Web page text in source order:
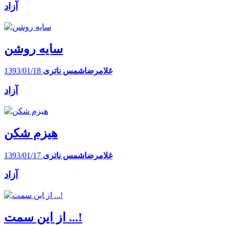
آزاد
سایه روشن
غلامرضاشمس ناتری 1393/01/18
آزاد
هیزم شکن
غلامرضاشمس ناتری 1393/01/17
آزاد
از این سمت ...!